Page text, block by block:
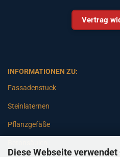
Diese Webseite
Vertrag
INFORMATIONEN ZU:
Fassadenstuck
Steinlaternen
Pflanzgefäße